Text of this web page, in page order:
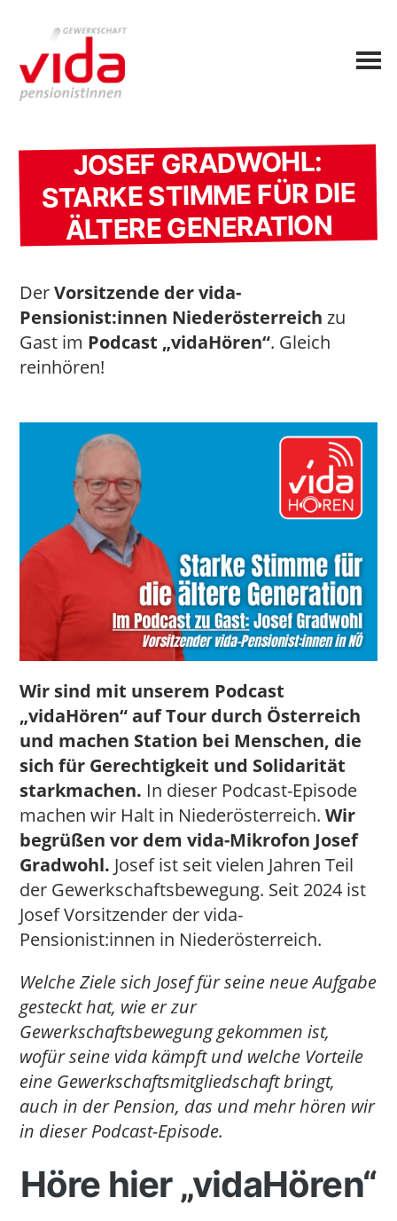
JOSEF GRADWOHL:
STARKE STIMME FÜR DIE
ÄLTERE GENERATION
DerVorsitzende der vida-
Pensionist:innen Niederösterreichzu
Gast im Podcast „vidaHören“. Gleich
reinhören!
Wir sind mit unserem Podcast
„vidaHören“ auf Tour durch Österreich
und machen Station bei Menschen, die
sich für Gerechtigkeit und Solidarität
starkmachen. In dieser Podcast-Episode
machen wir Halt in Niederösterreich.Wir
begrüßen vor dem vida-Mikrofon Josef
Gradwohl. Josef ist seit vielen Jahren Teil
der Gewerkschaftsbewegung. Seit 2024 ist
Josef Vorsitzender der vida-
Pensionist:innen in Niederösterreich.
Welche Ziele sich Josef für seine neue Aufgabe
gesteckt hat, wie er zur
Gewerkschaftsbewegung gekommen ist,
wofür seine vida kämpft und welche Vorteile
eine Gewerkschaftsmitgliedschaft bringt,
auch in der Pension, das und mehr hören wir
in dieser Podcast-Episode.
Höre hier „vidaHören“